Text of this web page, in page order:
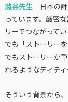
澁谷先生 日本の
っています。厳密
リーでつながって
でも「ストーリー
でもストーリーが
れるようなディテ
そういう背景から